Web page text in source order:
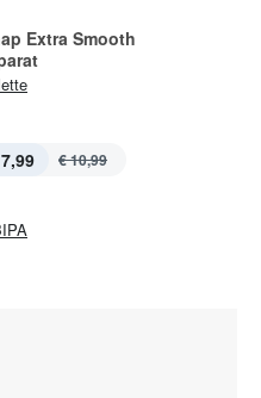
Extra Smooth
€ 10,99